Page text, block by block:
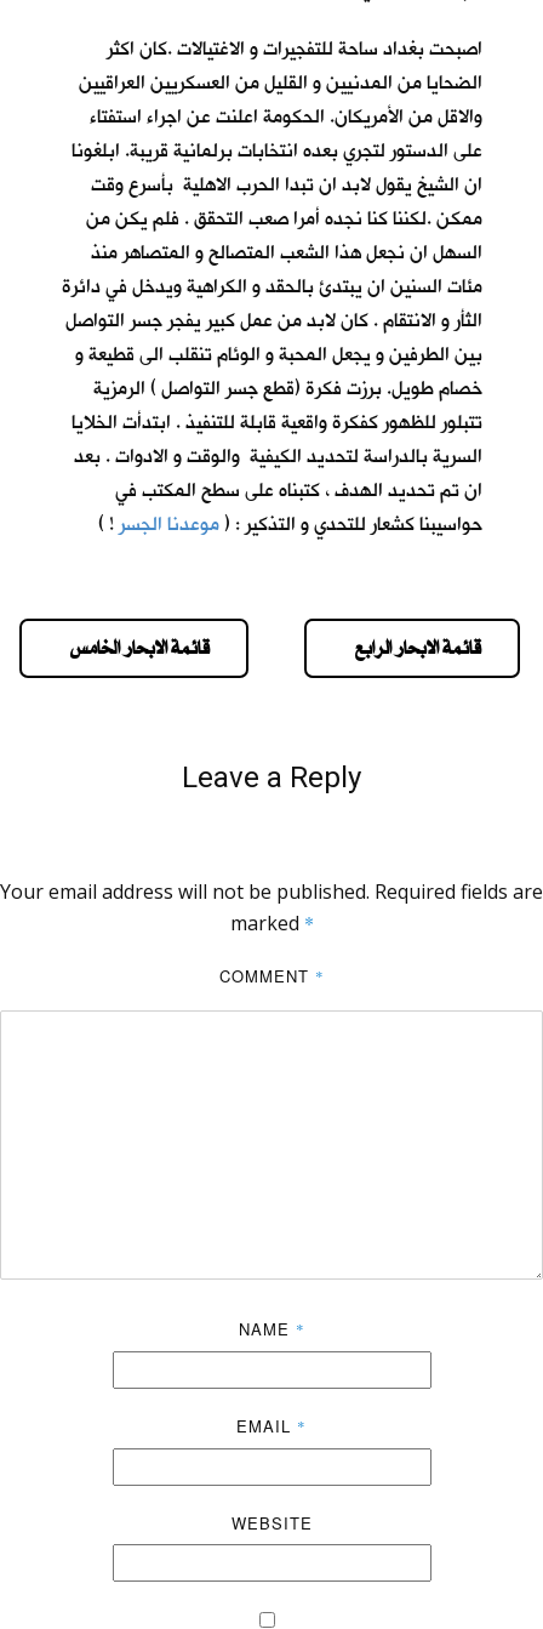
اصبحت بغداد ساحة للتفجيرات و الاغتيالات .كان اكثر
الضحايا من المدنيين و القليل من العسكريين العراقيين
والاقل من الأمريكان. الحكومة اعلنت عن اجراء استفتاء
على الدستور لتجري بعده انتخابات برلمانية قريبة. ابلغونا
ان الشيخ يقول لابد ان تبدا الحرب الاهلية بأسرع وقت
ممكن .لكننا كنا نجده أمرا صعب التحقق . فلم يكن من
السهل ان نجعل هذا الشعب المتصالح و المتصاهر منذ
مئات السنين ان يبتدئ بالحقد و الكراهية ويدخل في دائرة
الثأر و الانتقام . كان لابد من عمل كبير يفجر جسر التواصل
بين الطرفين و يجعل المحبة و الوئام تنقلب الى قطيعة و
خصام طويل. برزت فكرة (قطع جسر التواصل ) الرمزية
تتبلور للظهور كفكرة واقعية قابلة للتنفيذ . ابتدأت الخلايا
السرية بالدراسة لتحديد الكيفية والوقت و الادوات . بعد
ان تم تحديد الهدف ، كتبناه على سطح المكتب في
حواسيبنا كشعار للتحدي و التذكير : (موعدنا الجسر!
)
قائمة الابحار الخامس قائمة الابحار الرابع
Leave a Reply
Your email address will not be published. Required fields are
marked *
COMMENT *
NAME *
EMAIL *
WEBSITE